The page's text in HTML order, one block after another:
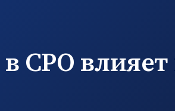
СРО